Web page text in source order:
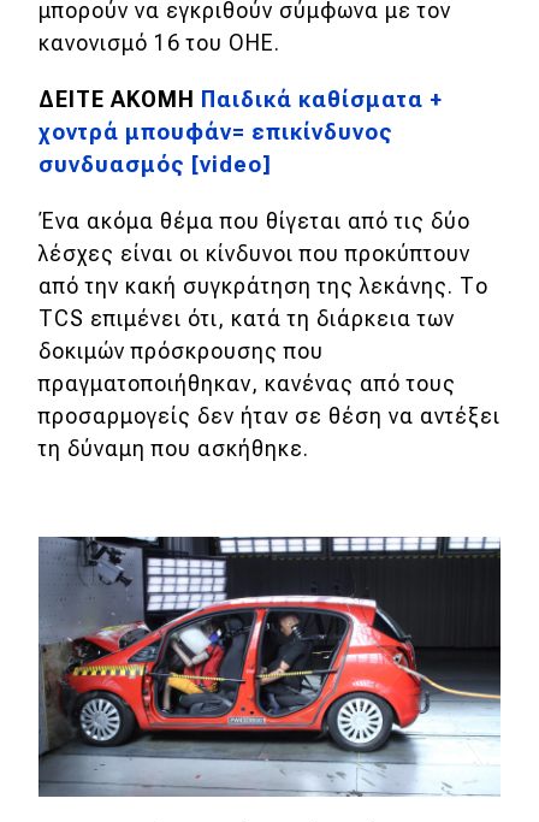
μπορούν να εγκριθούν σύμφωνα με τον
κανονισμό 16 του ΟΗΕ.
ΔΕΙΤΕ ΑΚΟΜΗ
Παιδικά καθίσματα +
χοντρά μπουφάν= επικίνδυνος
συνδυασμός [video]
Ένα ακόμα θέμα που θίγεται από τις δύο
λέσχες είναι οι κίνδυνοι που προκύπτουν
από την κακή συγκράτηση της λεκάνης. Το
TCS επιμένει ότι, κατά τη διάρκεια των
δοκιμών πρόσκρουσης που
πραγματοποιήθηκαν, κανένας από τους
προσαρμογείς δεν ήταν σε θέση να αντέξει
τη δύναμη που ασκήθηκε.